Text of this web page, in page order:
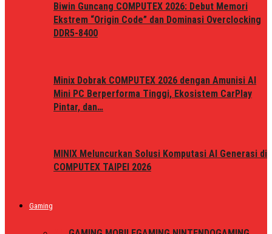
Biwin Guncang COMPUTEX 2026: Debut Memori
Ekstrem “Origin Code” dan Dominasi Overclocking
DDR5-8400
Minix Dobrak COMPUTEX 2026 dengan Amunisi AI
Mini PC Berperforma Tinggi, Ekosistem CarPlay
Pintar, dan…
MINIX Meluncurkan Solusi Komputasi AI Generasi di
COMPUTEX TAIPEI 2026
Gaming